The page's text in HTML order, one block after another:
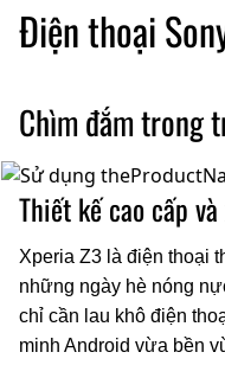
Điện thoại
Chìm đắm trong
Thiết kế cao cấp
Xperia Z3 là điện thoại
những ngày hè nóng
chỉ cần lau khô điện
minh Android vừa bền